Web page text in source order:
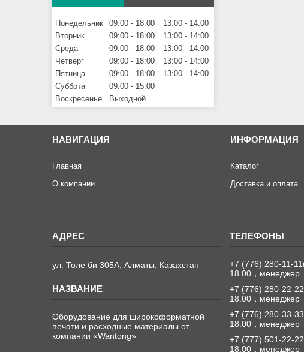
Понедельник 09:00 18:00 13:00
14:00
Вторник
09:00 18:00 13:00
14:00
Среда
09:00 18:00 13:00
14:00
Четверг
09:00 18:00 13:00
14:00
Пятница
09:00 18:00 13:00
14:00
Суббота
09:00
15:00
Воскресенье
Выходной
НАВИГАЦИЯ
Главная
О компании
ИНФОРМАЦИЯ
Каталог
Доставка и оплата
ул. Толе би 305А, Алматы, Казахстан
Оборудование для широкоформатной
печати и расходные материалы от
компании «Wantong»
+7 (776) 280-11-11
18.00，менеджер
+7 (776) 280-22-22
18.00，менеджер
+7 (776) 280-33-33
18.00，менеджер
+7 (777) 501-22-22
18.00，менеджер